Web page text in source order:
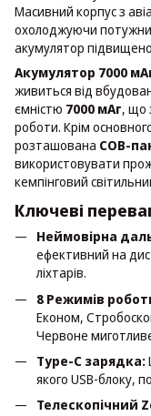
Масивний корпус з
охолоджуючи
акумулятор
Акумулятор 7000
живиться від
ємністю 7000 мАг, що
роботи. Крім
розташована COB-
використовувати
кемпінговий
Ключеві
Неймовірна
ефективний на
ліхтарів.
8 Режимів
Економ,
Червоне
Type-C зарядка:
якого USB-блоку,
Телескопічний